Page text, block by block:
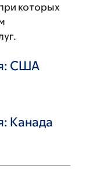
которых
США
Канада